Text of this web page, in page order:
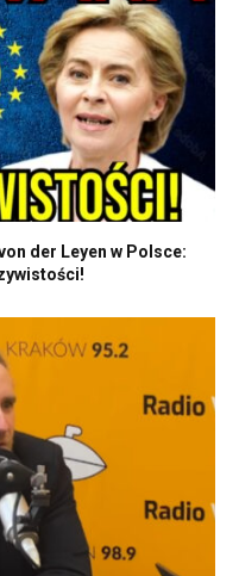
der Leyen w Polsce: